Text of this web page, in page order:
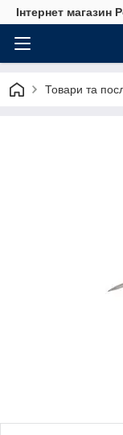
Інтернет магазин
Товари та